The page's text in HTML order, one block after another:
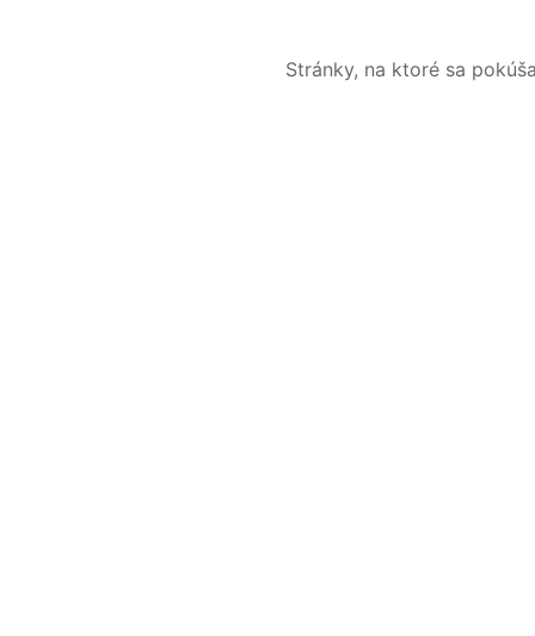
Stránky, na ktoré sa